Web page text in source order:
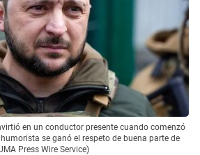
en un conductor presente cuando comenzó
se ganó el respeto de buena parte de
Press Wire Service)